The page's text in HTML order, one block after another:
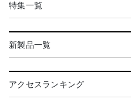
特集一覧
新製品一覧
アクセスランキング